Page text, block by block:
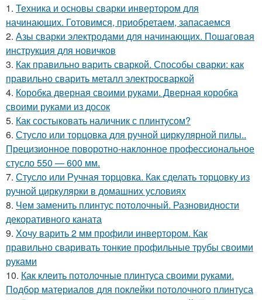
1. Техника и основы сварки инвертором для
начинающих. Готовимся, приобретаем, запасаемся
2. Азы сварки электродами для начинающих. Пошаговая
инструкция для новичков
3. Как правильно варить сваркой. Способы сварки: как
правильно сварить металл электросваркой
4. Коробка дверная своими руками. Дверная коробка
своими руками из досок
5. Как состыковать наличник с плинтусом?
6. Стусло или торцовка для ручной циркулярной пилы..
Прецизионное поворотно-наклонное профессиональное
стусло 550 — 600 мм.
7. Стусло или Ручная торцовка. Как сделать торцовку из
ручной циркулярки в домашних условиях
8. Чем заменить плинтус потолочный. Разновидности
декоративного каната
9. Хочу варить 2 мм профили инвертором. Как
правильно сваривать тонкие профильные трубы своими
руками
10. Как клеить потолочные плинтуса своими руками.
Подбор материалов для поклейки потолочного плинтуса